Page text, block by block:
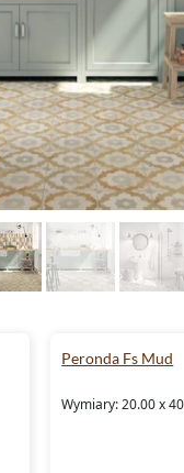
Peronda Fs Mud
Wymiary: 20.00 x